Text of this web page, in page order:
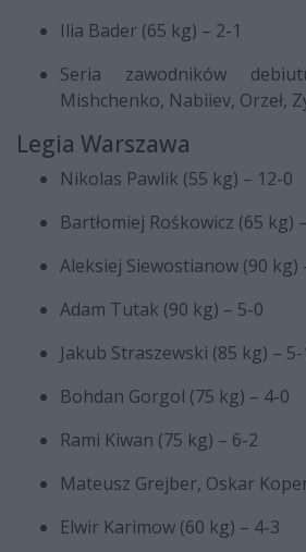
Ilia Bader (65 kg) – 2-1
Seria zawodników
Mishchenko, Nabiiev, Orzeł,
Legia Warszawa
Nikolas Pawlik (55 kg) – 12-0
Bartłomiej Rośkowicz (65 kg)
Aleksiej Siewostianow (90 kg)
Adam Tutak (90 kg) – 5-0
Jakub Straszewski (85 kg) – 5-
Bohdan Gorgol (75 kg) – 4-0
Rami Kiwan (75 kg) – 6-2
Mateusz Grejber, Oskar
Elwir Karimow (60 kg) – 4-3